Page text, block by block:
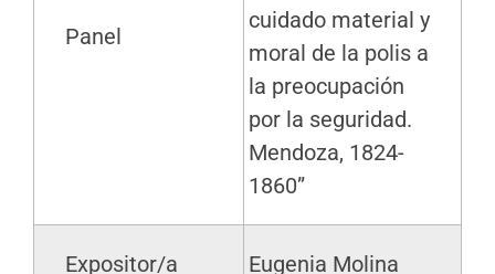
Panel
cuidado material y
moral de la polis a
la preocupación
por la seguridad.
Mendoza, 1824-
1860”
Expositor/a Eugenia Molina